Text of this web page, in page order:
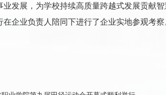
发展，为学校持续高质量跨越式发展贡献智
业负责人陪同下进行了企业实地参观考察